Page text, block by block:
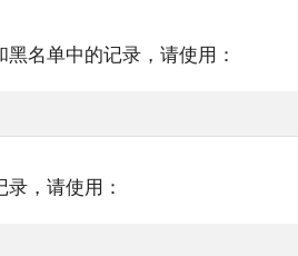
名单中的记录，请使用：
，请使用：